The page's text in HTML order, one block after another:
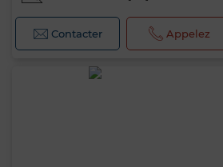
Contacter Appelez